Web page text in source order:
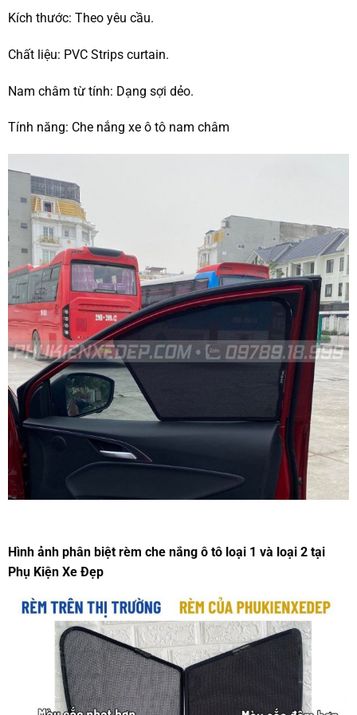
Kích thước: Theo yêu cầu.
Chất liệu: PVC Strips curtain.
Nam châm từ tính: Dạng sợi dẻo.
Tính năng: Che nắng xe ô tô nam châm
Hình ảnh phân biệt rèm che nắng ô tô loại 1 và loại 2 tại
Phụ Kiện Xe Đẹp